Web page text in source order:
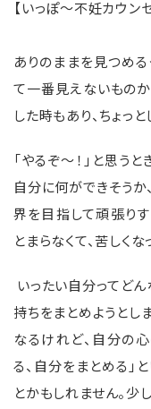
【いっぽ～不妊カウン
ありのままを見つめる
て一番見えないもの
した時もあり、ちょっ
「やるぞ～！」と思う
自分に何ができそうか
界を目指して頑張り
とまらなくて、苦しく
いったい自分ってど
持ちをまとめようとし
なるけれど、自分の
る、自分をまとめる」
とかもしれません。少